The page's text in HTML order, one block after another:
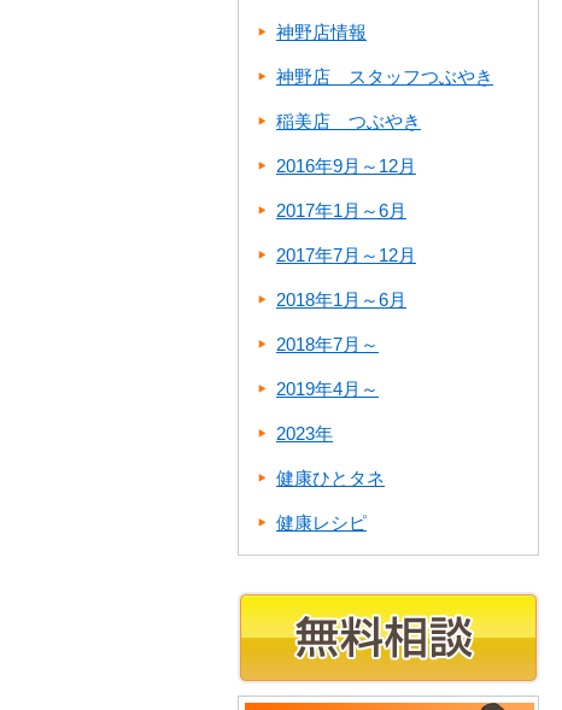
神野店情報
神野店 スタッフつぶやき
稲美店 つぶやき
2016年9月～12月
2017年1月～6月
2017年7月～12月
2018年1月～6月
2018年7月～
2019年4月～
2023年
健康ひとタネ
健康レシピ